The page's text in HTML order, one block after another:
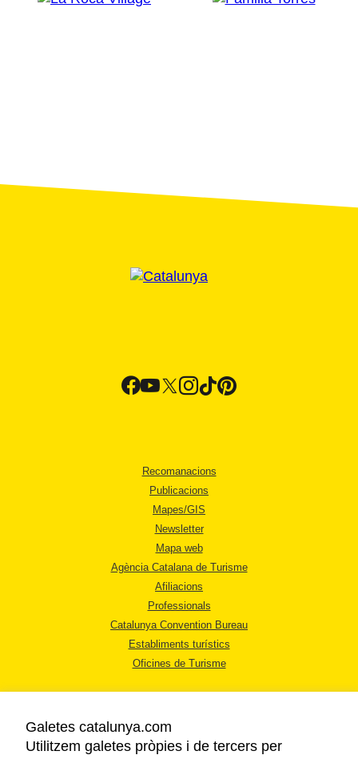
Recomanacions
Publicacions
Mapes/GIS
Newsletter
Mapa web
Agència Catalana de Turisme
Afiliacions
Professionals
Catalunya Convention Bureau
Establiments turístics
Oficines de Turisme
Galetes catalunya.com
Utilitzem galetes pròpies i de tercers per